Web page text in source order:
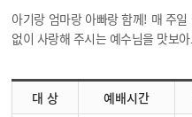
아기랑 엄마랑 아빠랑 함께! 매 주
없이 사랑해 주시는 예수님을 맛보
대 상 예배시간